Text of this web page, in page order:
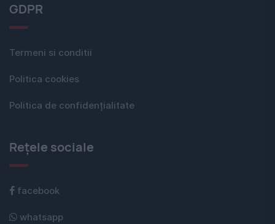
GDPR
Termeni si conditii
Politica cookies
Politica de confidențialitate
Rețele sociale
facebook
whatsapp